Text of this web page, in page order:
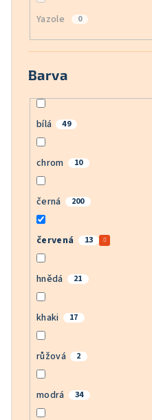
Yazole 0
Barva
bílá 49
chrom 10
černá 200
červená 13
hnědá 21
khaki 17
růžová 2
modrá 34